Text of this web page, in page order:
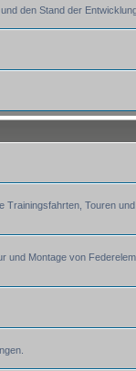
den Stand der
Trainingsfahrten, Touren und
und Montage von